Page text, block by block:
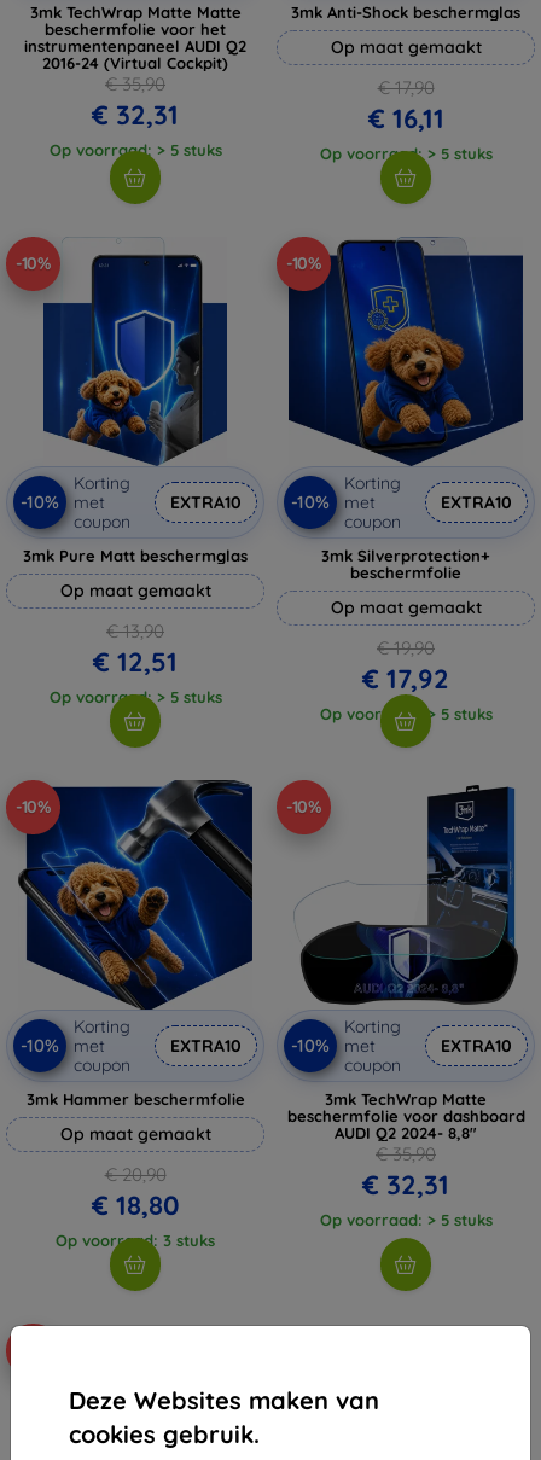
Deze Websites maken van
cookies gebruik.
3mk TechWrap Matte Matte
beschermfolie voor het
instrumentenpaneel AUDI Q2
2016-24 (Virtual Cockpit)
€ 35,90
€ 32,31
Op voorraad: > 5 stuks
3mk Anti-Shock beschermglas
Op maat gemaakt
€ 17,90
€ 16,11
Op voorraad: > 5 stuks
-10%
-10%
Korting
met
coupon
EXTRA10
3mk Pure Matt beschermglas
Op maat gemaakt
€ 13,90
€ 12,51
Op voorraad: > 5 stuks
-10%
-10%
Korting
met
coupon
EXTRA10
3mk Silverprotection+
beschermfolie
Op maat gemaakt
€ 19,90
€ 17,92
Op voorraad: > 5 stuks
-10%
-10%
Korting
met
coupon
EXTRA10
3mk Hammer beschermfolie
Op maat gemaakt
€ 20,90
€ 18,80
Op voorraad: 3 stuks
-10%
-10%
Korting
met
coupon
EXTRA10
3mk TechWrap Matte
beschermfolie voor dashboard
AUDI Q2 2024- 8,8"
€ 35,90
€ 32,31
Op voorraad: > 5 stuks